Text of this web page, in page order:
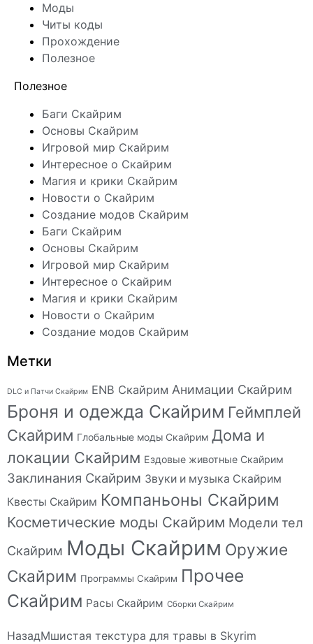
Моды
Читы коды
Прохождение
Полезное
Полезное
Баги Скайрим
Основы Скайрим
Игровой мир Скайрим
Интересное о Скайрим
Магия и крики Скайрим
Новости о Скайрим
Создание модов Скайрим
Баги Скайрим
Основы Скайрим
Игровой мир Скайрим
Интересное о Скайрим
Магия и крики Скайрим
Новости о Скайрим
Создание модов Скайрим
Метки
DLC и Патчи Скайрим ENB Скайрим Анимации Скайрим
Броня и одежда Скайрим Геймплей
Скайрим Глобальные моды Скайрим Дома и
локации Скайрим Ездовые животные Скайрим
Заклинания Скайрим Звуки и музыка Скайрим
Квесты Скайрим Компаньоны Скайрим
Косметические моды Скайрим Модели тел
Скайрим Моды Скайрим Оружие
Скайрим Программы Скайрим Прочее
Скайрим Расы Скайрим Сборки Скайрим
НазадМшистая текстура для травы в Skyrim